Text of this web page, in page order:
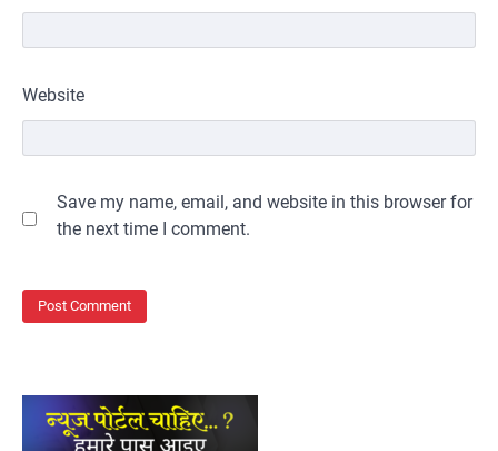
Website
Save my name, email, and website in this browser for
the next time I comment.